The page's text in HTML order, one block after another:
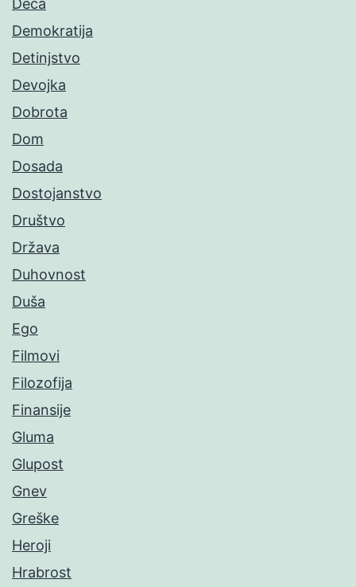
Deca
Demokratija
Detinjstvo
Devojka
Dobrota
Dom
Dosada
Dostojanstvo
Društvo
Država
Duhovnost
Duša
Ego
Filmovi
Filozofija
Finansije
Gluma
Glupost
Gnev
Greške
Heroji
Hrabrost